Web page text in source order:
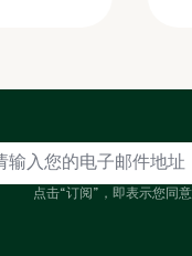
点击“订阅”，即表示您同